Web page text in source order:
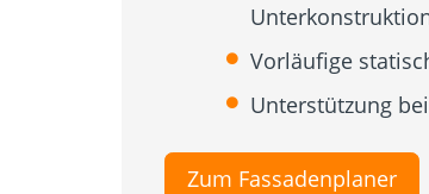
Vorläufige
Unterstützung
Zum Fassadenplaner